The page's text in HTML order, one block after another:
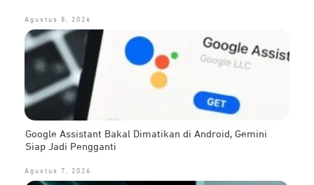
Agustus 8, 2026
Google Assistant Bakal Dimatikan di Android, Gemini
Siap Jadi Pengganti
Agustus 7, 2026